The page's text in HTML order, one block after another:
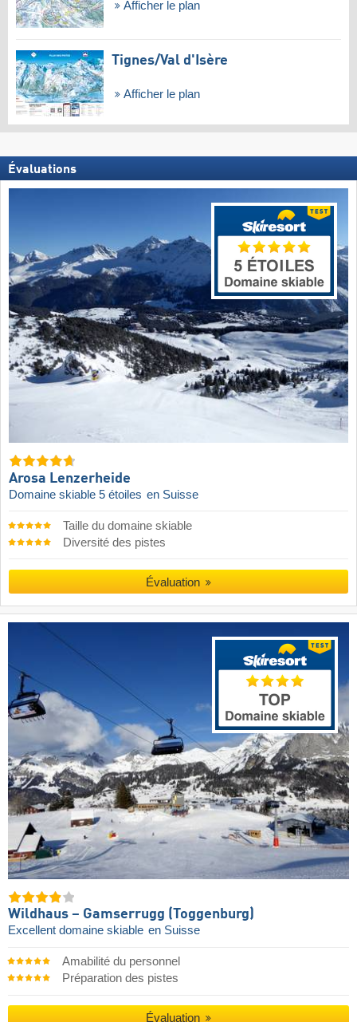
Afficher le plan
Tignes/​Val d'Isère
Afficher le plan
Évaluations
Arosa Lenzerheide
Domaine skiable 5 étoiles en Suisse
Taille du domaine skiable
Diversité des pistes
Évaluation
Wildhaus – Gamserrugg (Toggenburg)
Excellent domaine skiable en Suisse
Amabilité du personnel
Préparation des pistes
Évaluation